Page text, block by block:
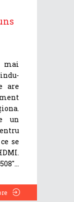
mai
are
un
se